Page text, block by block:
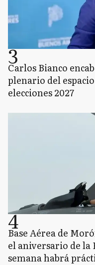
3
Carlos Bianco
plenario del
elecciones 2027
4
Base Aérea de
el aniversario de la
semana habrá